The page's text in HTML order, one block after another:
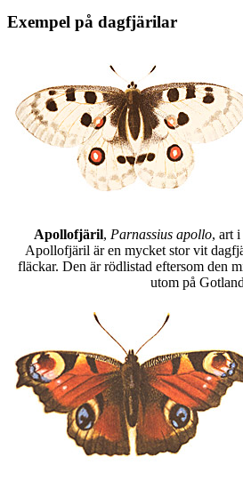
Exempel på dagfjärilar
Apollofjäril, Parnassius apollo, art
Apollofjäril är en mycket stor vit
fläckar. Den är rödlistad eftersom den
utom på